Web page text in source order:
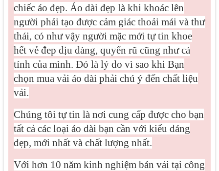
chiếc áo đẹp. Áo dài đẹp là khi khoác lên
người phải tạo được cảm giác thoải mái và thư
thái, có như vậy người mặc mới tự tin khoe
hết vẻ đep dịu dàng, quyến rũ cũng như cá
tính của mình. Đó là lý do vì sao khi Bạn
chọn mua vải áo dài phải chú ý đến chất liệu
vải.
Chúng tôi tự tin là nơi cung cấp được cho bạn
tất cả các loại áo dài bạn cần với kiểu dáng
đẹp, mới nhất và chất lượng nhất.
Với hơn 10 năm kinh nghiệm bán vải tại công